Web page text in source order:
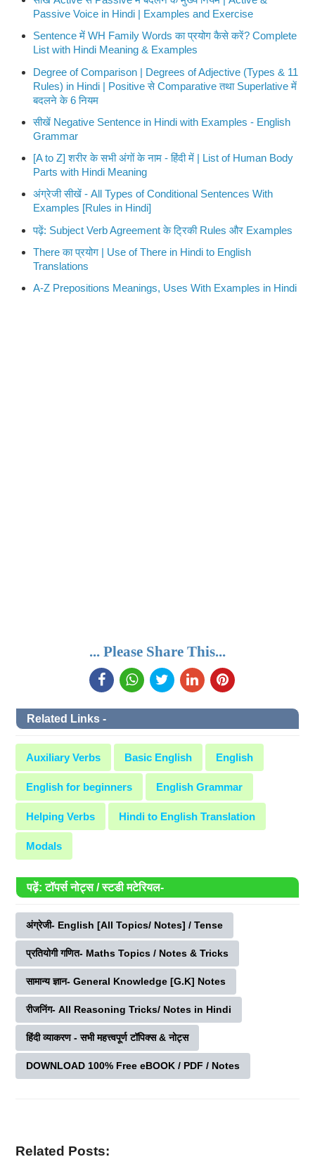
Passive Voice in Hindi | Examples and Exercise
Sentence में WH Family Words का प्रयोग कैसे करें? Complete
List with Hindi Meaning & Examples
Degree of Comparison | Degrees of Adjective (Types & 11
Rules) in Hindi | Positive से Comparative तथा Superlative में
बदलने के 6 नियम
सीखें Negative Sentence in Hindi with Examples - English
Grammar
[A to Z] शरीर के सभी अंगों के नाम - हिंदी में | List of Human Body
Parts with Hindi Meaning
अंग्रेजी सीखें - All Types of Conditional Sentences With
Examples [Rules in Hindi]
पढ़ें: Subject Verb Agreement के ट्रिकी Rules और Examples
There का प्रयोग | Use of There in Hindi to English
Translations
A-Z Prepositions Meanings, Uses With Examples in Hindi
... Please Share This...
Related Links -
Auxiliary Verbs Basic English English
English for beginners English Grammar
Helping Verbs Hindi to English Translation
Modals
पढ़ें: टॉपर्स नोट्स / स्टडी मटेरियल-
अंग्रेजी- English [All Topics/ Notes] / Tense
प्रतियोगी गणित- Maths Topics / Notes & Tricks
सामान्य ज्ञान- General Knowledge [G.K] Notes
रीजनिंग- All Reasoning Tricks/ Notes in Hindi
हिंदी व्याकरण - सभी महत्त्वपूर्ण टॉपिक्स & नोट्स
DOWNLOAD 100% Free eBOOK / PDF / Notes
Related Posts: